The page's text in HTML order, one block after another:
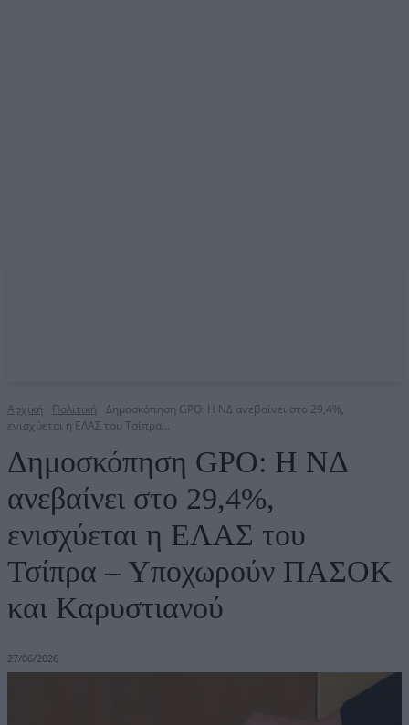
Αρχική Πολιτική
Δημοσκόπηση GPO: Η ΝΔ ανεβαίνει στο 29,4%,
ενισχύεται η ΕΛΑΣ του Τσίπρα...
Δημοσκόπηση GPO: Η ΝΔ
ανεβαίνει στο 29,4%,
ενισχύεται η ΕΛΑΣ του
Τσίπρα – Υποχωρούν ΠΑΣΟΚ
και Καρυστιανού
27/06/2026